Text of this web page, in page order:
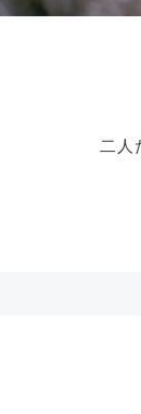
二人